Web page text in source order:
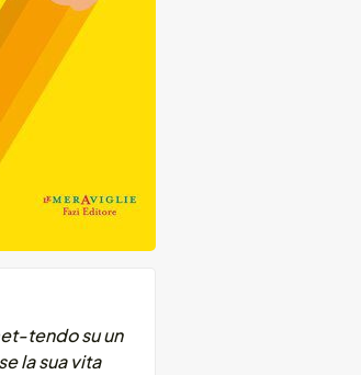
tendo su un
la sua vita